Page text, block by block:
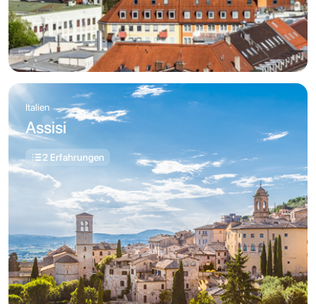
Italien
Assisi
2 Erfahrungen